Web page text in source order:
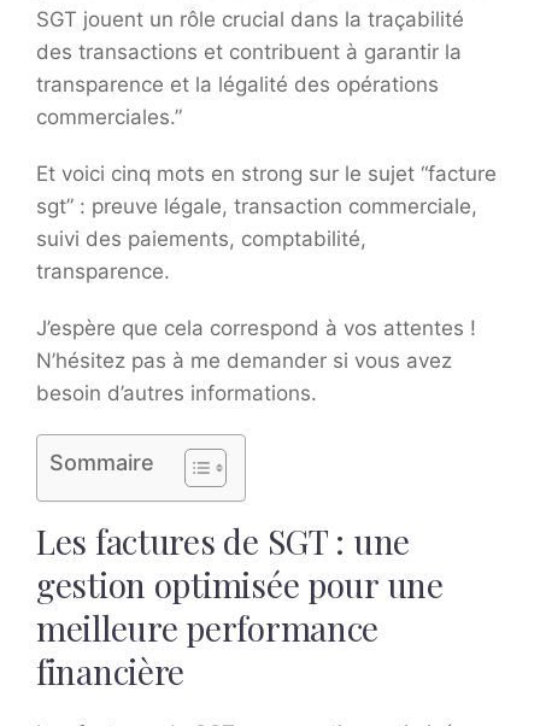
SGT jouent un rôle crucial dans la traçabilité
des transactions et contribuent à garantir la
transparence et la légalité des opérations
commerciales.”
Et voici cinq mots en strong sur le sujet “facture
sgt” : preuve légale, transaction commerciale,
suivi des paiements, comptabilité,
transparence.
J’espère que cela correspond à vos attentes !
N’hésitez pas à me demander si vous avez
besoin d’autres informations.
Sommaire
Les factures de SGT : une
gestion optimisée pour une
meilleure performance
financière